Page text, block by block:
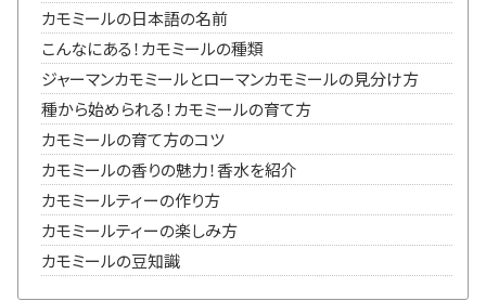
カモミールの日本語の名前
こんなにある！カモミールの種類
ジャーマンカモミールとローマンカモミールの見分け方
種から始められる！カモミールの育て方
カモミールの育て方のコツ
カモミールの香りの魅力！香水を紹介
カモミールティーの作り方
カモミールティーの楽しみ方
カモミールの豆知識